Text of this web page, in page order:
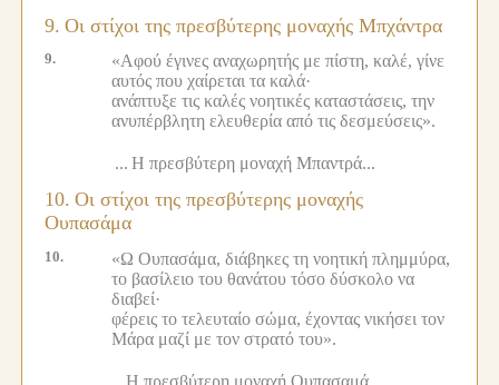
9. Οι στίχοι της πρεσβύτερης μοναχής Μπχάντρα
9.
«Αφού έγινες αναχωρητής με πίστη, καλέ, γίνε
αυτός που χαίρεται τα καλά·
ανάπτυξε τις καλές νοητικές καταστάσεις, την
ανυπέρβλητη ελευθερία από τις δεσμεύσεις».
... Η πρεσβύτερη μοναχή Μπαντρά...
10. Οι στίχοι της πρεσβύτερης μοναχής
Ουπασάμα
10.
«Ω Ουπασάμα, διάβηκες τη νοητική πλημμύρα,
το βασίλειο του θανάτου τόσο δύσκολο να
διαβεί·
φέρεις το τελευταίο σώμα, έχοντας νικήσει τον
Μάρα μαζί με τον στρατό του».
... Η πρεσβύτερη μοναχή Ουπασαμά...